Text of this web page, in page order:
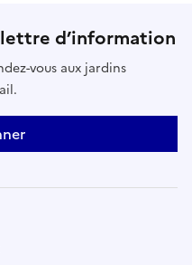
d’information
vous aux jardins